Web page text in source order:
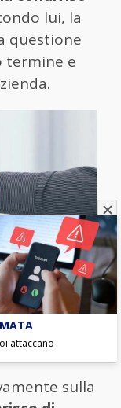
lui, la
questione
termine e
sulla
attaccano